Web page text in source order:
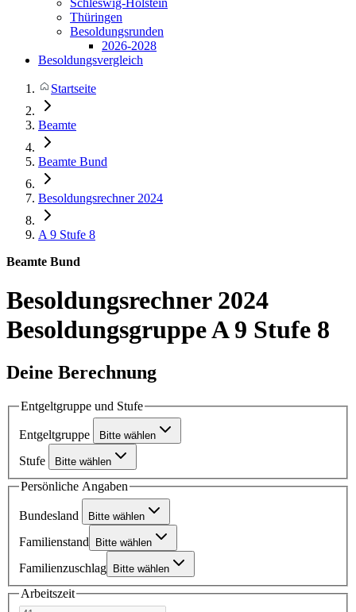
Schleswig-Holstein
Thüringen
Besoldungsrunden
2026-2028
Besoldungsvergleich
Startseite
Beamte
Beamte Bund
Besoldungsrechner 2024
A 9 Stufe 8
Beamte Bund
Besoldungsrechner 2024
Besoldungsgruppe A 9 Stufe 8
Deine Berechnung
Entgeltgruppe und Stufe
Entgeltgruppe Bitte wählen
Stufe Bitte wählen
Persönliche Angaben
Bundesland Bitte wählen
Familienstand Bitte wählen
Familienzuschlag Bitte wählen
Arbeitszeit